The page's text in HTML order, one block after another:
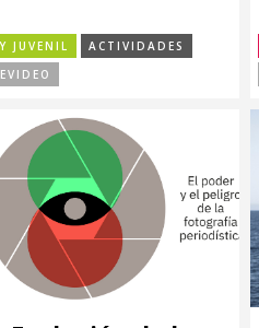
JUVENIL
ACTIVIDADES